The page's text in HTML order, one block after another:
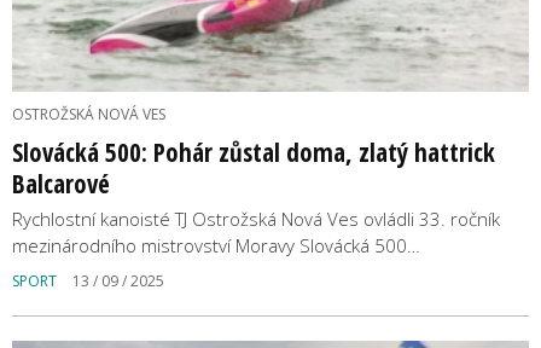
OSTROŽSKÁ NOVÁ VES
Slovácká 500: Pohár zůstal doma, zlatý hattrick
Balcarové
Rychlostní kanoisté TJ Ostrožská Nová Ves ovládli 33. ročník
mezinárodního mistrovství Moravy Slovácká 500…
SPORT 13 / 09 / 2025